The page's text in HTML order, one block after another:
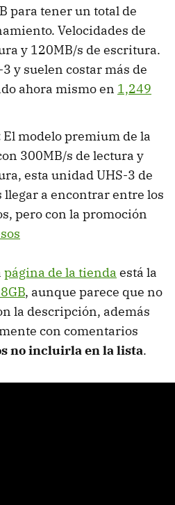
para tener un total de
Velocidades de
y 120MB/s de escritura.
y suelen costar más de
ahora mismo en 1,249
El modelo premium de la
300MB/s de lectura y
esta unidad UHS-3 de
llegar a encontrar entre los
pero con la promoción
página de la tienda está la
, aunque parece que no
la descripción, además
con comentarios
no incluirla en la lista.